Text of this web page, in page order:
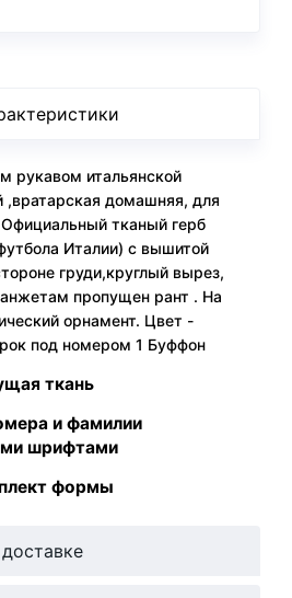
рукавом итальянской
,вратарская домашняя, для
тканый герб
Италии) с вышитой
груди,круглый вырез,
пропущен рант . На
орнамент. Цвет -
под номером 1 Буффон
ткань
и фамилии
шрифтами
формы